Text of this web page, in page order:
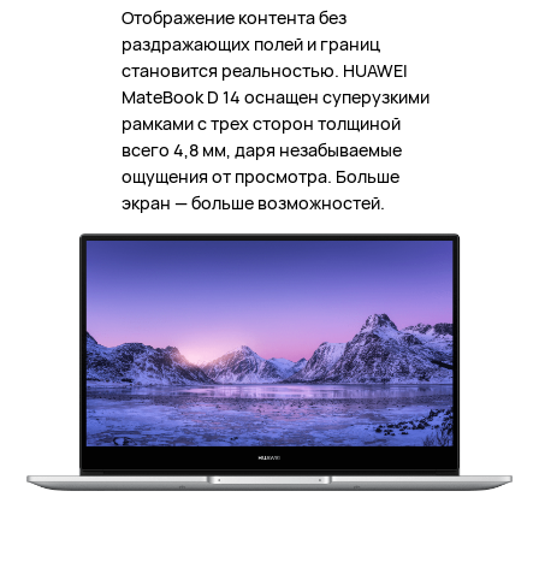
Отображение контента без
раздражающих полей и границ
становится реальностью. HUAWEI
MateBook D 14 оснащен суперузкими
рамками с трех сторон толщиной
всего 4,8 мм, даря незабываемые
ощущения от просмотра. Больше
экран — больше возможностей.